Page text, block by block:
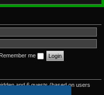
Remember me
and 6 guests (based on users